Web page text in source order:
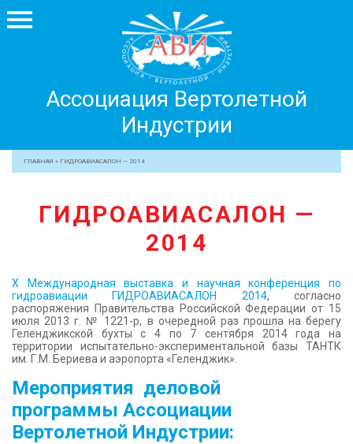
Ассоциация Вертолетной
Индустрии
Вертолетной
Индустрии
+7 499 755 99 29
ЧЛЕНЫ АВИ
ЖУРНАЛ
ПРЕССА
МЕДИА
КОНТАКТЫ
ГЛАВНАЯ » ГИДРОАВИАСАЛОН — 2014
ГИДРОАВИАСАЛОН —
2014
X Международная выставка и научная конференция по
гидроавиации ГИДРОАВИАСАЛОН 2014, согласно
распоряжения Правительства Российской Федерации от 15
июля 2013 г. № 1221-р, в очередной раз прошла на берегу
Геленджикской бухты с 4 по 7 сентября 2014 года на
территории испытательно-экспериментальной базы ТАНТК
им. Г.М. Бериева и аэропорта «Геленджик».
Мероприятия деловой
программы Ассоциации
Вертолетной Индустрии: